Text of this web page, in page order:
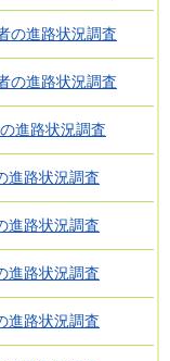
の進路状況調査
の進路状況調査
進路状況調査
進路状況調査
進路状況調査
進路状況調査
進路状況調査